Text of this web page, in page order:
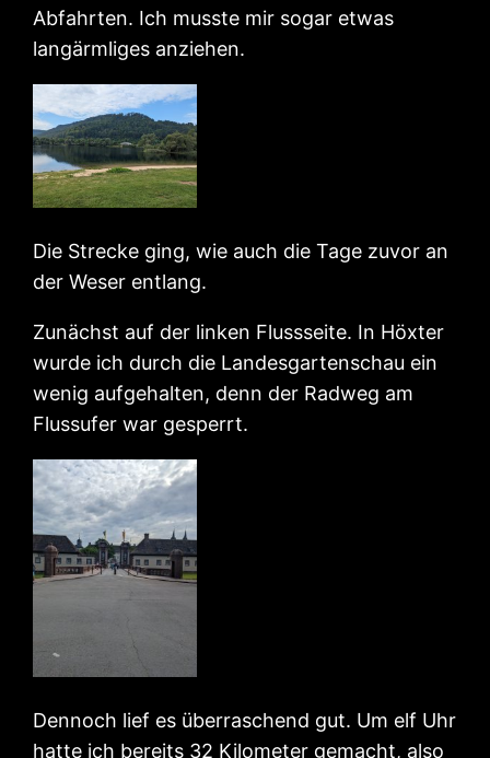
Abfahrten. Ich musste mir sogar etwas
langärmliges anziehen.
Die Strecke ging, wie auch die Tage zuvor an
der Weser entlang.
Zunächst auf der linken Flussseite. In Höxter
wurde ich durch die Landesgartenschau ein
wenig aufgehalten, denn der Radweg am
Flussufer war gesperrt.
Dennoch lief es überraschend gut. Um elf Uhr
hatte ich bereits 32 Kilometer gemacht, also